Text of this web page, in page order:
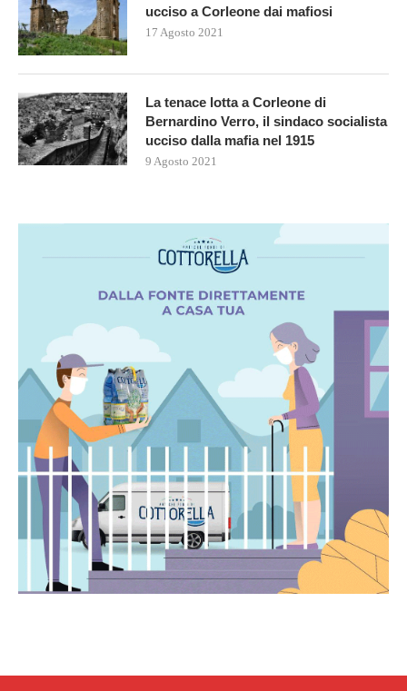
ucciso a Corleone dai mafiosi
17 Agosto 2021
La tenace lotta a Corleone di
Bernardino Verro, il sindaco socialista
ucciso dalla mafia nel 1915
9 Agosto 2021